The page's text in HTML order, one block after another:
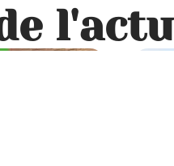
l'actu